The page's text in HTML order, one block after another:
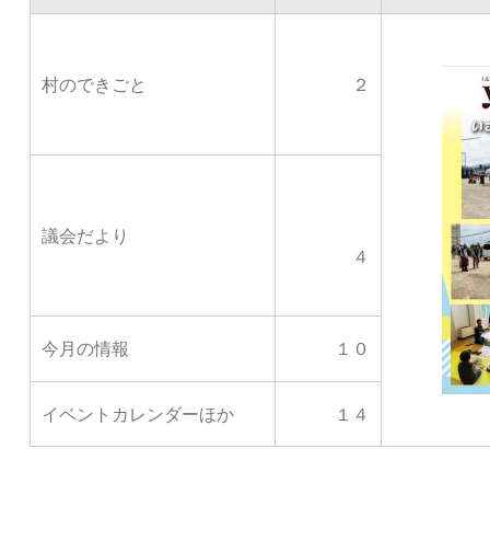
村のできごと ２
議会だより
４
今月の情報 １０
イベントカレンダーほか １４